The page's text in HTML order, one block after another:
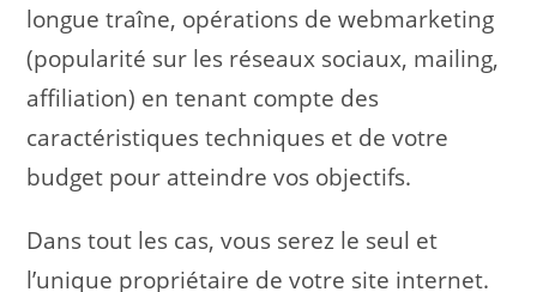
longue traîne, opérations de webmarketing
(popularité sur les réseaux sociaux, mailing,
affiliation) en tenant compte des
caractéristiques techniques et de votre
budget pour atteindre vos objectifs.
Dans tout les cas, vous serez le seul et
l’unique propriétaire de votre site internet.